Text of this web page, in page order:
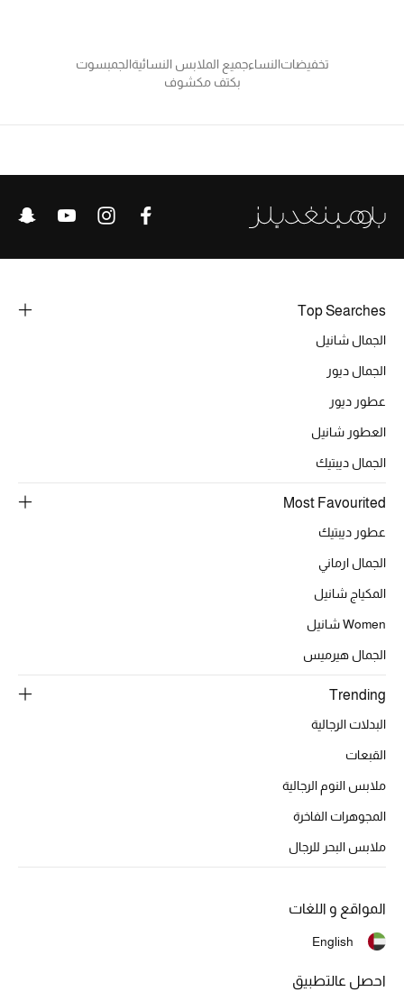
حقائب وأحذية متطابقة
جميع الإكسسورات النسائية
موضة نسائية
تسوقوا للنساء
الحقائب النسائية
حقائب الأطفال
أبرز الحقائب
الموسم الجديد
تخفيضاتالنساءجميع الملابس النسائيةالجمبسوت
بكتف مكشوف
Top Searches
الجمال شانيل
الجمال ديور
عطور ديور
العطور شانيل
الجمال ديبتيك
Most Favourited
عطور ديبتيك
الجمال ارماني
المكياج شانيل
Women شانيل
الجمال هيرميس
Trending
البدلات الرجالية
القبعات
ملابس النوم الرجالية
المجوهرات الفاخرة
ملابس البحر للرجال
المواقع و اللغات
English
احصل عالتطبيق